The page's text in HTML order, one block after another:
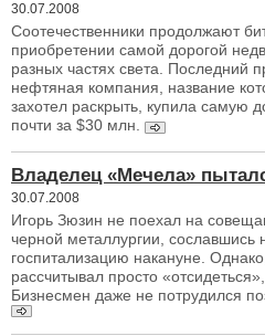
30.07.2008
Соотечественники продолжают
приобретении самой дорогой
разных частях света. Последний
нефтяная компания, название
захотел раскрыть, купила самую
почти за $30 млн.
Владелец «Мечела»
30.07.2008
Игорь Зюзин не поехал на
черной металлургии, сославшись
госпитализацию накануне.
рассчитывал просто
Бизнесмен даже не потрудился